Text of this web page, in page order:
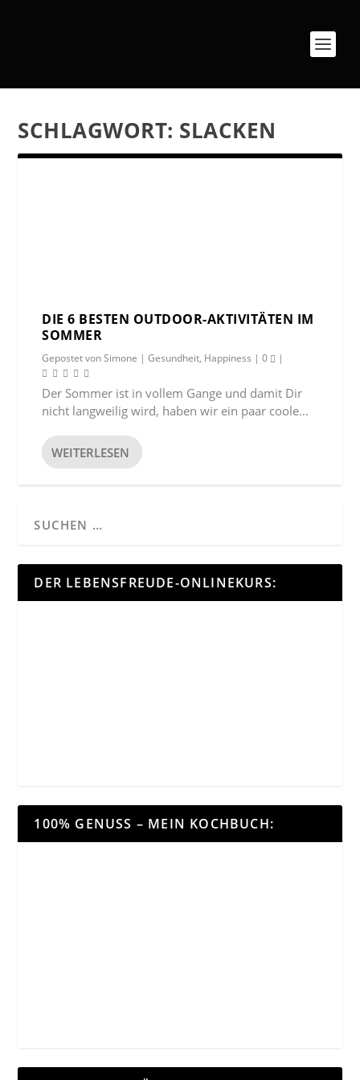
SCHLAGWORT: SLACKEN
DIE 6 BESTEN OUTDOOR-AKTIVITÄTEN IM
SOMMER
Gepostet vonSimone |Gesundheit, Happiness |0 |
Der Sommer ist in vollem Gange und damit Dir
nicht langweilig wird, haben wir ein paar coole...
WEITERLESEN
DER LEBENSFREUDE-ONLINEKURS:
100% GENUSS – MEIN KOCHBUCH: